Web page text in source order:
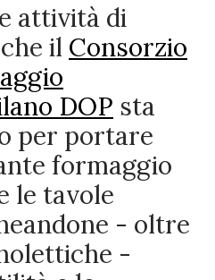
attività di
il Consorzio
DOP sta
per portare
formaggio
le tavole
- oltre
-